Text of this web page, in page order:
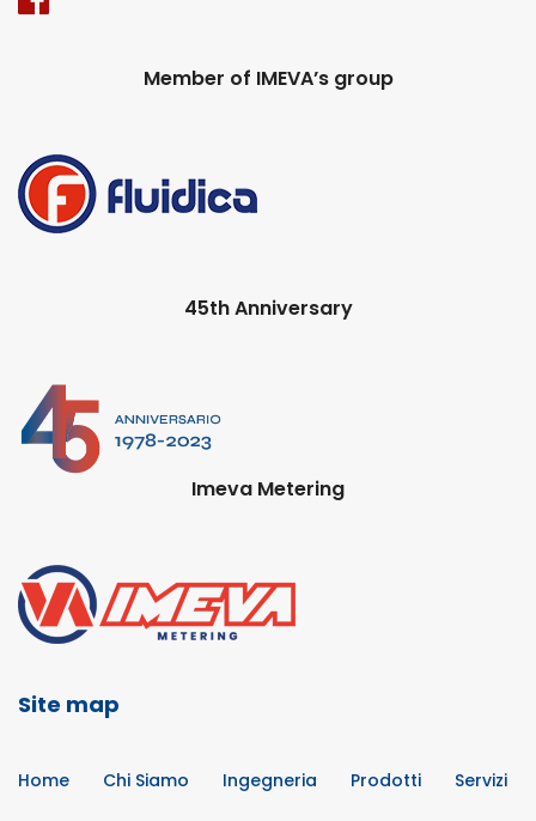
Member of IMEVA’s group
45th Anniversary
Imeva Metering
Site map
Home Chi Siamo Ingegneria Prodotti Servizi